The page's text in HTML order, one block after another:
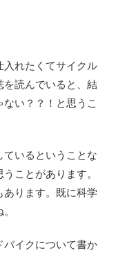
入れたくてサイクル
を読んでいると、結
い？？！と思うこ
いるということな
ことがあります。
あります。既に科学
バイクについて書か